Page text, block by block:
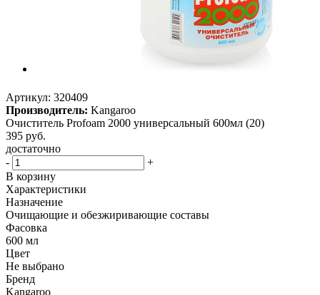
Артикул: 320409
Производитель: Kangaroo
Очиститель Profoam 2000 универсальный 600мл (20)
395 руб.
достаточно
-
+
В корзину
Характеристики
Назначение
Очищающие и обезжиривающие составы
Фасовка
600 мл
Цвет
Не выбрано
Бренд
Kangaroo